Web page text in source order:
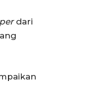
dari